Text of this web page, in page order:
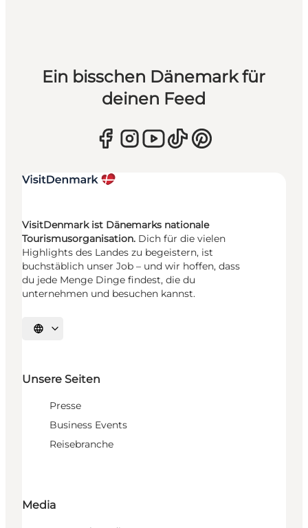
Ein bisschen Dänemark für
deinen Feed
VisitDenmark ist Dänemarks nationale
Tourismusorganisation. Dich für die vielen
Highlights des Landes zu begeistern, ist
buchstäblich unser Job – und wir hoffen, dass
du jede Menge Dinge findest, die du
unternehmen und besuchen kannst.
Sprache auswählen
Unsere Seiten
Presse
Business Events
Reisebranche
Media